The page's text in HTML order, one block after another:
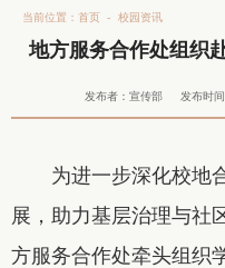
当前位置： 首页 - 校园资讯
地方服务合作处组织
发布者：宣传部 发布时
为进一步深化校地
展，助力基层治理与社
方服务合作处牵头组织